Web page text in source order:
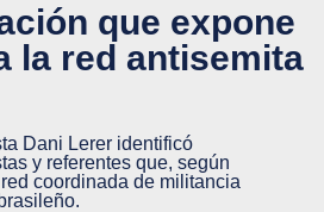
que expone
la red antisemita
Dani Lerer identificó
y referentes que, según
coordinada de militancia